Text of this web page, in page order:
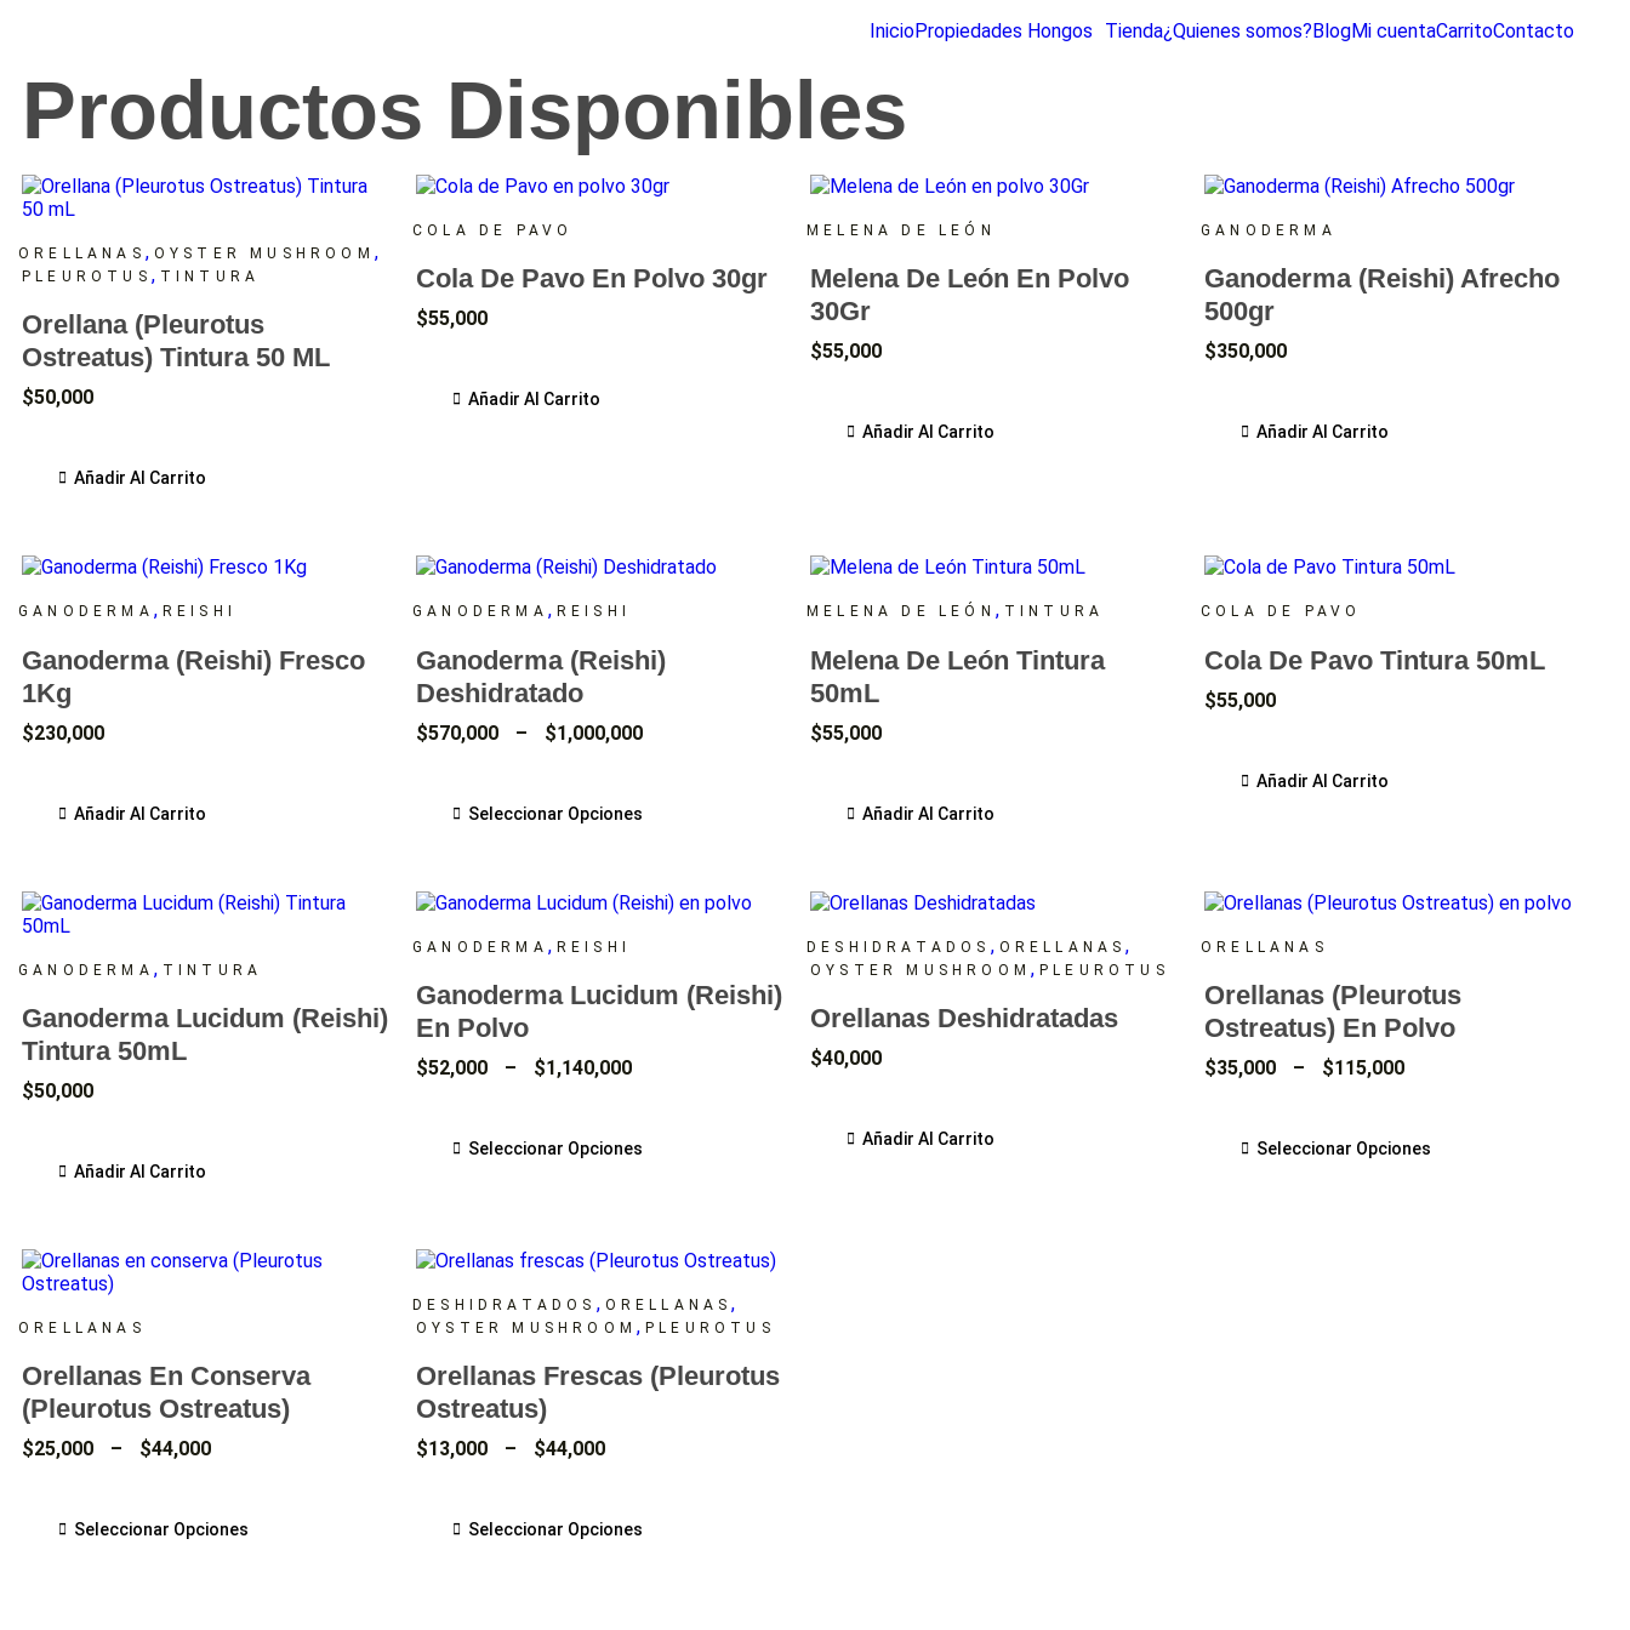
InicioPropiedades Hongos Tienda¿Quienes somos?BlogMi cuentaCarritoContacto
Productos Disponibles
ORELLANAS , OYSTER MUSHROOM ,
PLEUROTUS , TINTURA
Orellana (Pleurotus
Ostreatus) Tintura 50 ML
$50,000
Añadir Al Carrito
COLA DE PAVO
Cola De Pavo En Polvo 30gr
$55,000
Añadir Al Carrito
MELENA DE LEÓN
Melena De León En Polvo
30Gr
$55,000
Añadir Al Carrito
GANODERMA
Ganoderma (Reishi) Afrecho
500gr
$350,000
Añadir Al Carrito
GANODERMA , REISHI
Ganoderma (Reishi) Fresco
1Kg
$230,000
Añadir Al Carrito
GANODERMA , REISHI
Ganoderma (Reishi)
Deshidratado
$570,000 – $1,000,000
Seleccionar Opciones
MELENA DE LEÓN , TINTURA
Melena De León Tintura
50mL
$55,000
Añadir Al Carrito
COLA DE PAVO
Cola De Pavo Tintura 50mL
$55,000
Añadir Al Carrito
GANODERMA , TINTURA
Ganoderma Lucidum (Reishi)
Tintura 50mL
$50,000
Añadir Al Carrito
GANODERMA , REISHI
Ganoderma Lucidum (Reishi)
En Polvo
$52,000 – $1,140,000
Seleccionar Opciones
DESHIDRATADOS , ORELLANAS,
OYSTER MUSHROOM , PLEUROTUS
Orellanas Deshidratadas
$40,000
Añadir Al Carrito
ORELLANAS
Orellanas (Pleurotus
Ostreatus) En Polvo
$35,000 – $115,000
Seleccionar Opciones
ORELLANAS
Orellanas En Conserva
(Pleurotus Ostreatus)
$25,000 – $44,000
Seleccionar Opciones
DESHIDRATADOS , ORELLANAS,
OYSTER MUSHROOM , PLEUROTUS
Orellanas Frescas (Pleurotus
Ostreatus)
$13,000 – $44,000
Seleccionar Opciones